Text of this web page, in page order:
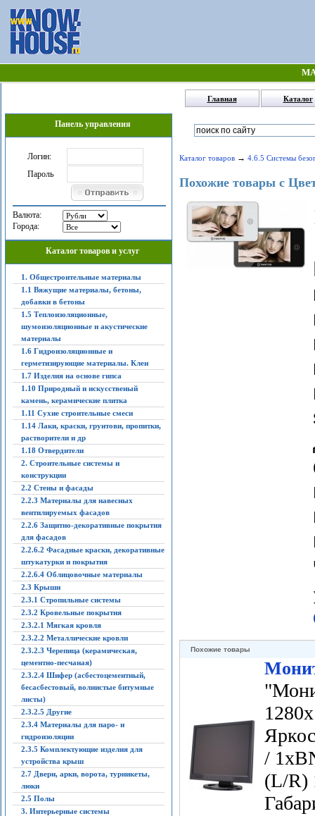
Главная Каталог
Панель управления
Логин:
Пароль
Валюта:
Города:
Каталог товаров и услуг
1. Общестроительные материалы
1.1 Вяжущие материалы, бетоны,
добавки в бетоны
1.5 Теплоизоляционные,
шумоизоляционные и акустические
материалы
1.6 Гидроизоляционные и
герметизирующие материалы. Клеи
1.7 Изделия на основе гипса
1.10 Природный и искусственый
камень, керамические плитка
1.11 Сухие строительные смеси
1.14 Лаки, краски, грунтови, пропитки,
растворители и др
1.18 Отвердители
2. Строительные системы и
конструкции
2.2 Стены и фасады
2.2.3 Материалы для навесных
вентилируемых фасадов
2.2.6 Защитно-декоративные покрытия
для фасадов
2.2.6.2 Фасадные краски, декоративные
штукатурки и покрытия
2.2.6.4 Облицовочные материалы
2.3 Крыши
2.3.1 Стропильные системы
2.3.2 Кровельные покрытия
2.3.2.1 Мягкая кровля
2.3.2.2 Металлические кровли
2.3.2.3 Черепица (керамическая,
цементно-песчаная)
2.3.2.4 Шифер (асбестоцементный,
бесасбестовый, волнистые битумные
листы)
2.3.2.5 Другие
2.3.4 Материалы для паро- и
гидроизоляции
2.3.5 Комплектующие изделия для
устройства крыш
2.7 Двери, арки, ворота, турникеты,
люки
2.5 Полы
3. Интерьерные системы
Каталог товаров→ 4.6.5 Системы
Похожие товары с
Похожие товары
/
(L/R)